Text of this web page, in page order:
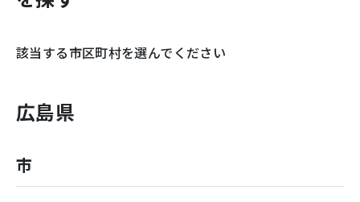
感染症
お役立ち記事
よくあるご質問
該当する市区町村を選んでください
広島県
市